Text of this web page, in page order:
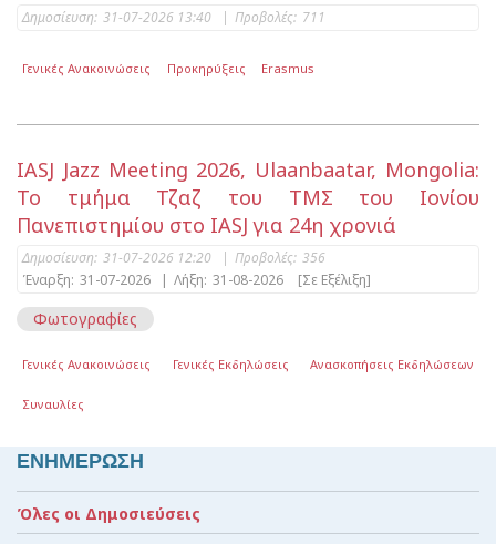
Δημοσίευση: 31-07-2026 13:40 | Προβολές: 711
Γενικές Ανακοινώσεις Προκηρύξεις Erasmus
IASJ Jazz Meeting 2026, Ulaanbaatar, Mongolia:
Το τμήμα Τζαζ του ΤΜΣ του Ιονίου
Πανεπιστημίου στο IASJ για 24η χρονιά
Δημοσίευση: 31-07-2026 12:20 Προβολές: 356
Έναρξη: 31-07-2026 Λήξη: 31-08-2026 [Σε Εξέλιξη]
Φωτογραφίες
Γενικές Ανακοινώσεις Γενικές Εκδηλώσεις Ανασκοπήσεις Εκδηλώσεων
Συναυλίες
ΕΝΗΜΕΡΩΣΗ
Όλες οι Δημοσιεύσεις